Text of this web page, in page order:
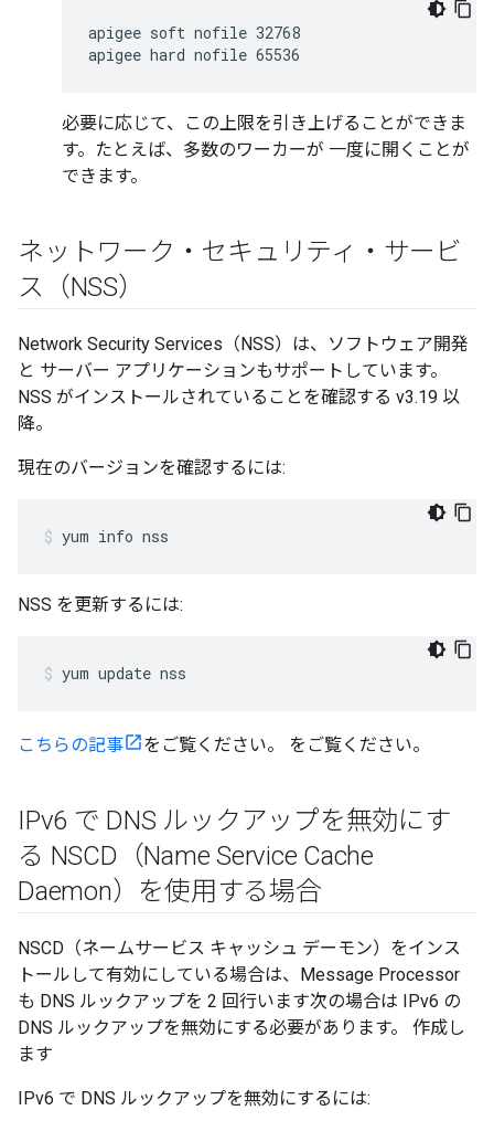
apigee soft nofile 32768
apigee hard nofile 65536
必要に応じて、この上限を引き上げることができま
す。たとえば、多数のワーカーが 一度に開くことが
できます。
ネットワーク・セキュリティ・サービ
ス（NSS）
Network Security Services（NSS）は、ソフトウェア開発
と サーバー アプリケーションもサポートしています。
NSS がインストールされていることを確認する v3.19 以
降。
現在のバージョンを確認するには:
yum info nss
NSS を更新するには:
yum update nss
こちらの記事 をご覧ください。 をご覧ください。
IPv6 で DNS ルックアップを無効にす
る NSCD（Name Service Cache
Daemon）を使用する場合
NSCD（ネームサービス キャッシュ デーモン）をインス
トールして有効にしている場合は、Message Processor
も DNS ルックアップを 2 回行います次の場合は IPv6 の
DNS ルックアップを無効にする必要があります。 作成し
ます
IPv6 で DNS ルックアップを無効にするには: